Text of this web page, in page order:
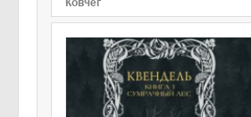
Ковчег